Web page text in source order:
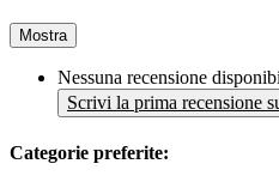
Mostra
Nessuna recensione
Scrivi la prima recensione
Categorie preferite: